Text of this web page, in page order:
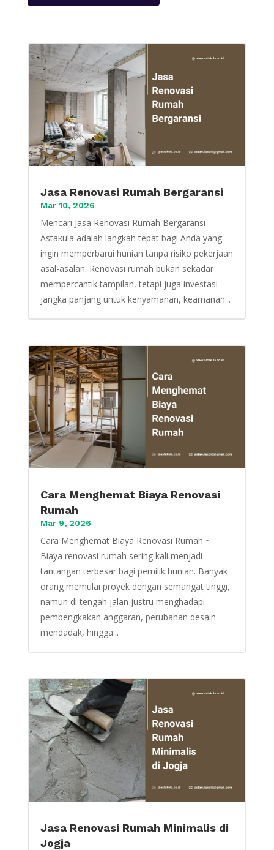
Jasa Renovasi Rumah Bergaransi
Mar 10, 2026
Mencari Jasa Renovasi Rumah Bergaransi
Astakula adalah langkah tepat bagi Anda yang
ingin memperbarui hunian tanpa risiko pekerjaan
asal-asalan. Renovasi rumah bukan sekadar
mempercantik tampilan, tetapi juga investasi
jangka panjang untuk kenyamanan, keamanan...
Cara Menghemat Biaya Renovasi
Rumah
Mar 9, 2026
Cara Menghemat Biaya Renovasi Rumah ~
Biaya renovasi rumah sering kali menjadi
tantangan terbesar bagi pemilik hunian. Banyak
orang memulai proyek dengan semangat tinggi,
namun di tengah jalan justru menghadapi
pembengkakan anggaran, perubahan desain
mendadak, hingga...
Jasa Renovasi Rumah Minimalis di
Jogja